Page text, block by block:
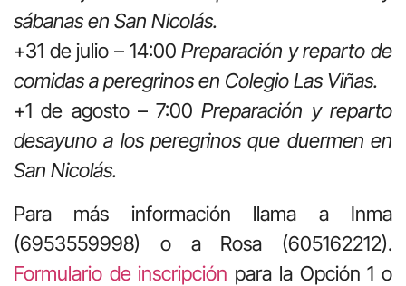
sábanas en San Nicolás.
+31 de julio – 14:00Preparación y reparto de
comidas a peregrinos en Colegio Las Viñas.
+1 de agosto – 7:00Preparación y reparto
desayuno a los peregrinos que duermen en
San Nicolás.
Para más información llama a Inma
(6953559998) o a Rosa (605162212).
Formulario de inscripción para la Opción 1 o